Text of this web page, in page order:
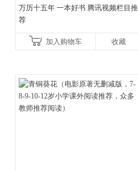
万历十五年 一本好书 腾讯视频栏目推
荐
加入购物车 收藏